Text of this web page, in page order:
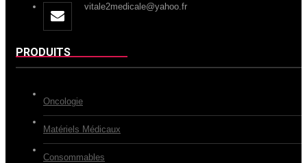
vitale2medicale@yahoo.fr
PRODUITS
Oncologie
Matériels Médicaux
Consommables